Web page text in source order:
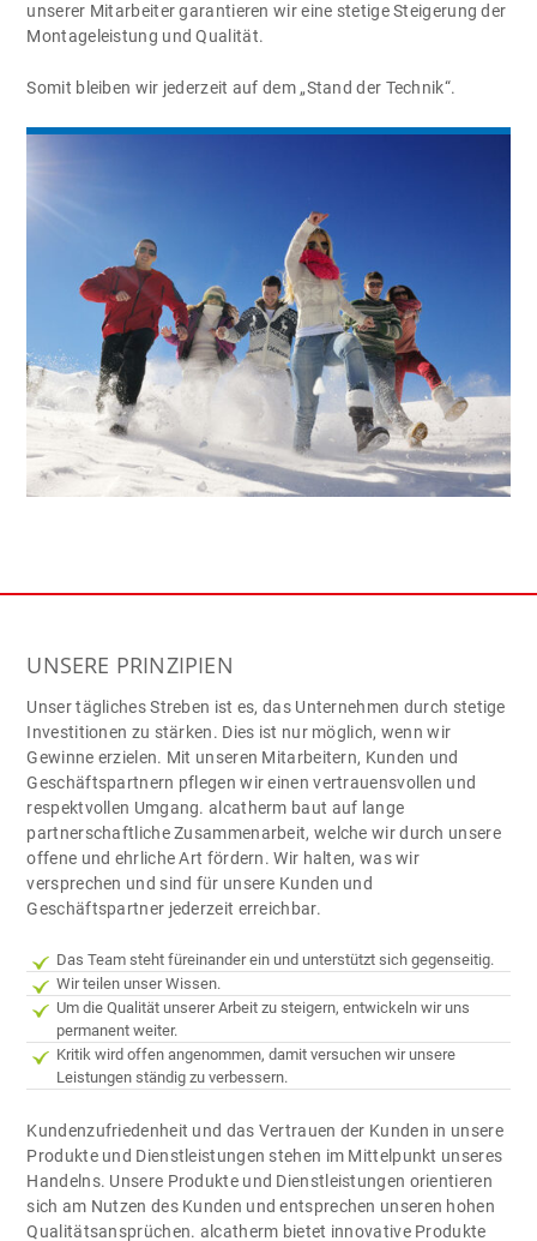
unserer Mitarbeiter garantieren wir eine stetige Steigerung der
Montageleistung und Qualität.
Somit bleiben wir jederzeit auf dem „Stand der Technik“.
UNSERE PRINZIPIEN
Unser tägliches Streben ist es, das Unternehmen durch stetige
Investitionen zu stärken. Dies ist nur möglich, wenn wir
Gewinne erzielen. Mit unseren Mitarbeitern, Kunden und
Geschäftspartnern pflegen wir einen vertrauensvollen und
respektvollen Umgang. alcatherm baut auf lange
partnerschaftliche Zusammenarbeit, welche wir durch unsere
offene und ehrliche Art fördern. Wir halten, was wir
versprechen und sind für unsere Kunden und
Geschäftspartner jederzeit erreichbar.
Das Team steht füreinander ein und unterstützt sich gegenseitig.
Wir teilen unser Wissen.
Um die Qualität unserer Arbeit zu steigern, entwickeln wir uns
permanent weiter.
Kritik wird offen angenommen, damit versuchen wir unsere
Leistungen ständig zu verbessern.
Kundenzufriedenheit und das Vertrauen der Kunden in unsere
Produkte und Dienstleistungen stehen im Mittelpunkt unseres
Handelns. Unsere Produkte und Dienstleistungen orientieren
sich am Nutzen des Kunden und entsprechen unseren hohen
Qualitätsansprüchen. alcatherm bietet innovative Produkte